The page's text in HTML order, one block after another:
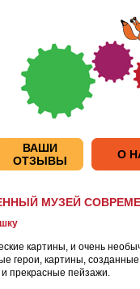
ВАШИ
ОТЗЫВЫ
О
МУЗЕЙ
картины, и очень
герои, картины,
прекрасные пейзажи.